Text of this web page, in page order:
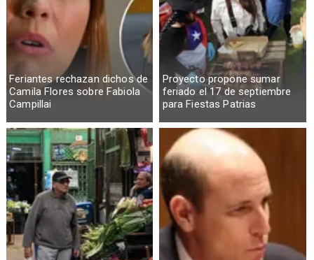
Feriantes rechazan dichos de
Camila Flores sobre Fabiola
Campillai
Proyecto propone sumar
feriado el 17 de septiembre
para Fiestas Patrias